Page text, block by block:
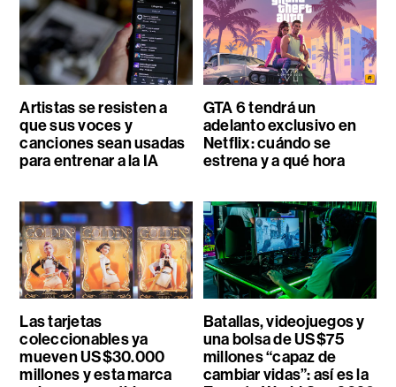
Artistas se resisten a
que sus voces y
canciones sean usadas
para entrenar a la IA
GTA 6 tendrá un
adelanto exclusivo en
Netflix: cuándo se
estrena y a qué hora
Las tarjetas
coleccionables ya
mueven US$30.000
millones y esta marca
Batallas, videojuegos y
una bolsa de US$75
millones “capaz de
cambiar vidas”: así es la